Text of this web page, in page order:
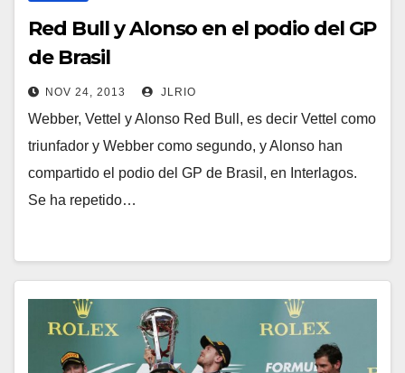
Red Bull y Alonso en el podio del GP
de Brasil
NOV 24, 2013 JLRIO
Webber, Vettel y Alonso Red Bull, es decir Vettel como
triunfador y Webber como segundo, y Alonso han
compartido el podio del GP de Brasil, en Interlagos.
Se ha repetido…